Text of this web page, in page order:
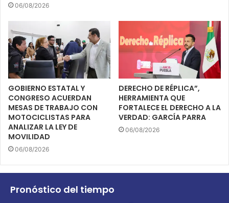
06/08/2026
GOBIERNO ESTATAL Y
CONGRESO ACUERDAN
MESAS DE TRABAJO CON
MOTOCICLISTAS PARA
ANALIZAR LA LEY DE
MOVILIDAD
06/08/2026
DERECHO DE RÉPLICA”,
HERRAMIENTA QUE
FORTALECE EL DERECHO A LA
VERDAD: GARCÍA PARRA
06/08/2026
Pronóstico del tiempo